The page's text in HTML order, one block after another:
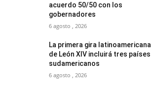
acuerdo 50/50 con los
gobernadores
6 agosto , 2026
La primera gira latinoamericana
de León XIV incluirá tres países
sudamericanos
6 agosto , 2026